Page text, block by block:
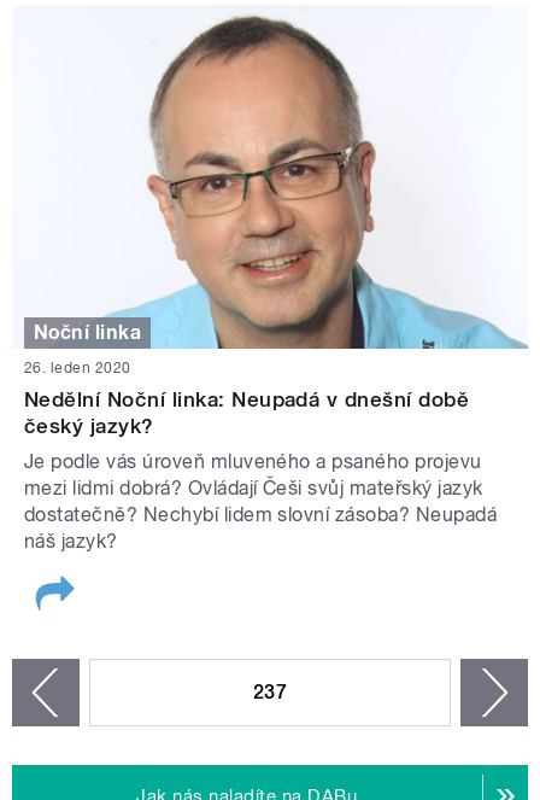
Noční linka
26. leden 2020
Nedělní Noční linka: Neupadá v dnešní době
český jazyk?
Je podle vás úroveň mluveného a psaného projevu
mezi lidmi dobrá? Ovládají Češi svůj mateřský jazyk
dostatečně? Nechybí lidem slovní zásoba? Neupadá
náš jazyk?
237